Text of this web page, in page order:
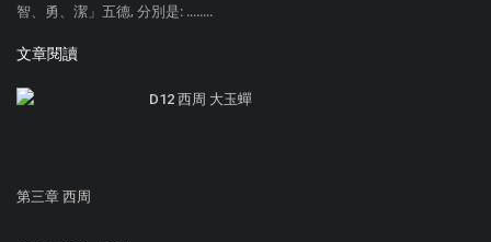
智、勇、潔」五德, 分別是: ........
文章閱讀
D12 西周 大玉蟬
第三章 西周